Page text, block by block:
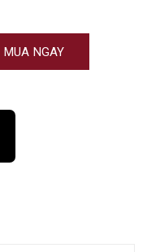
MUA NGAY